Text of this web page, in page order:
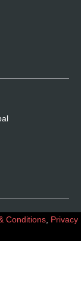
Conditions Privacy